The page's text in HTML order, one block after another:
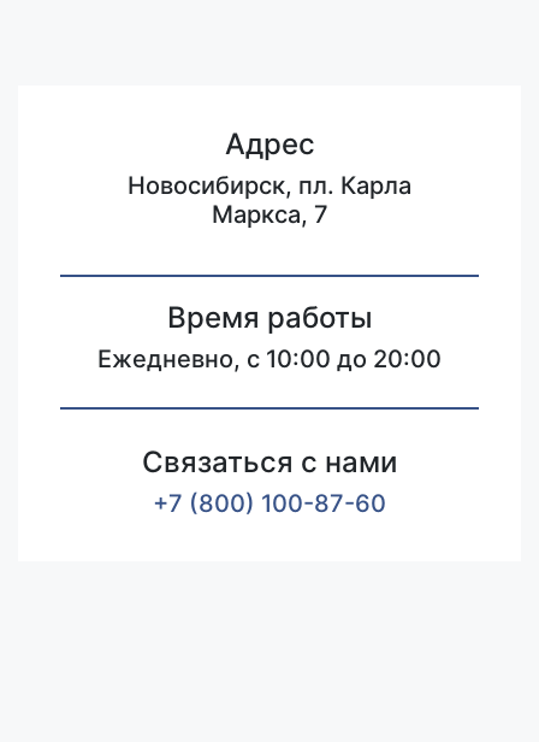
Адрес
Новосибирск, пл. Карла
Маркса, 7
Время работы
Ежедневно, с 10:00 до 20:00
Связаться с нами
+7 (800) 100-87-60